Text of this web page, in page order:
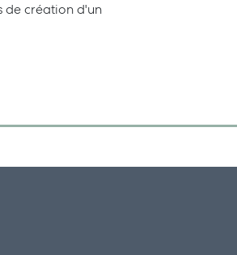
de création d'un